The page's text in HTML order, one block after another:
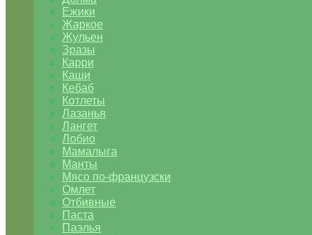
Ежики
Жаркое
Жульен
Зразы
Карри
Каши
Кебаб
Котлеты
Лазанья
Лангет
Лобио
Мамалыга
Манты
Мясо по-французски
Омлет
Отбивные
Паста
Паэлья